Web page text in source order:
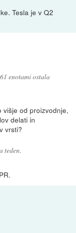
Tesla je v Q2
enotami ostala
višje od proizvodnje,
delati in
vrsti?
teden.